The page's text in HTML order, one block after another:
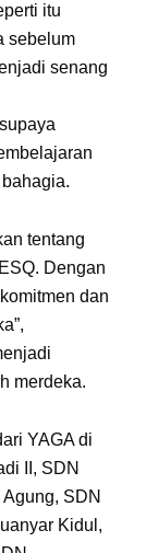
itu
sebelum
senang
tentang
Dengan
dan
merdeka.
YAGA di
II, SDN
SDN
Kidul,